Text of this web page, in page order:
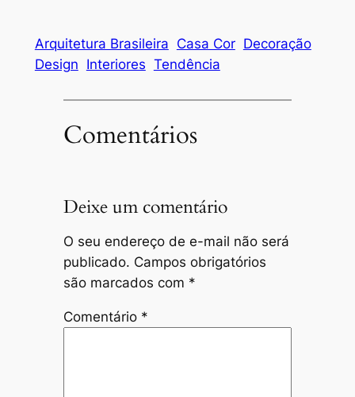
Arquitetura Brasileira Casa Cor Decoração
Design Interiores Tendência
Comentários
Deixe um comentário
O seu endereço de e-mail não será
publicado. Campos obrigatórios
são marcados com *
Comentário *